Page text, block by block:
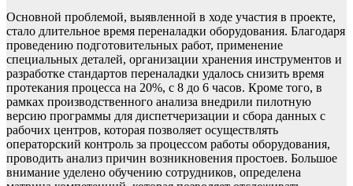
Основной проблемой, выявленной в ходе участия в проекте,
стало длительное время переналадки оборудования. Благодаря
проведению подготовительных работ, применение
специальных деталей, организации хранения инструментов и
разработке стандартов переналадки удалось снизить время
протекания процесса на 20%, с 8 до 6 часов. Кроме того, в
рамках производственного анализа внедрили пилотную
версию программы для диспетчеризации и сбора данных с
рабочих центров, которая позволяет осуществлять
операторский контроль за процессом работы оборудования,
проводить анализ причин возникновения простоев. Большое
внимание уделено обучению сотрудников, определена